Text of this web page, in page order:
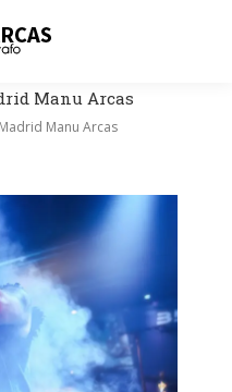
Manu Arcas
Manu Arcas